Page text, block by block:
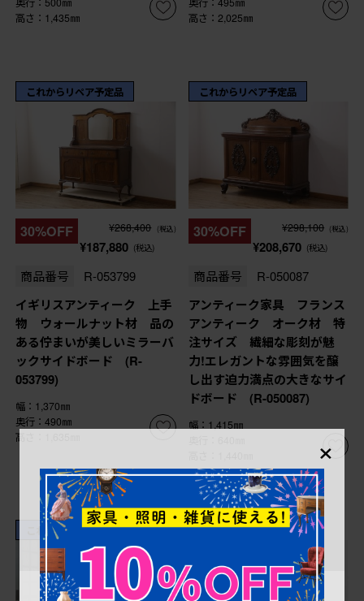
高さ：1,435㎜
高さ：2,025㎜
これからリペア予定品
30%OFF ¥268,400 (税込)
¥187,880 (税込)
商品番号 R-053799
イギリスアンティーク 上手
物 ウォールナット材 品の
ある佇まいが美しいミラーバ
ックサイドボード (R-
053799)
幅：1,370㎜
奥行：490㎜
高さ：1,635㎜
これからリペア予定品
30%OFF ¥298,100 (税込)
¥208,670 (税込)
商品番号 R-050087
アンティーク家具 フランス
アンティーク オーク材 特
注サイズ 繊細な彫刻が魅
力!エレガントな雰囲気を醸
し出す迫力満点の大きなサイ
ドボード (R-050087)
幅：1,415㎜
これからリペア予定品 これからリペア予定品
×